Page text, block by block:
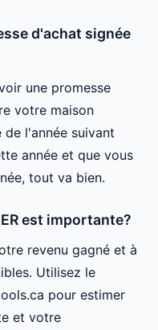
d'achat signée
une promesse
votre maison
l'année suivant
année et que vous
tout va bien.
est importante?
revenu gagné et à
Utilisez le
pour estimer
et votre